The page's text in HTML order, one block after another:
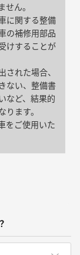
せん。
に関する整備
の補修用部品
けすることが
された場合、
ない、整備書
など、結果的
ります。
をご使用いた